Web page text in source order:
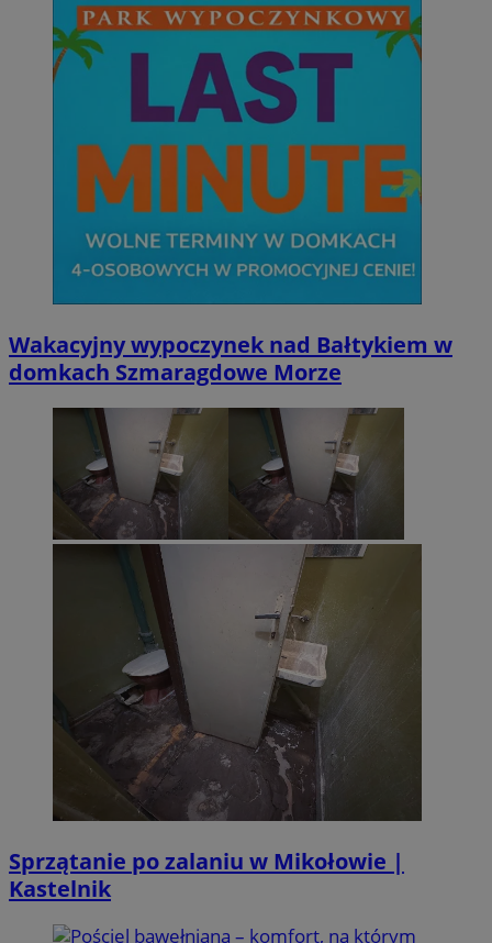
Wakacyjny wypoczynek nad Bałtykiem w
domkach Szmaragdowe Morze
Sprzątanie po zalaniu w Mikołowie |
Kastelnik